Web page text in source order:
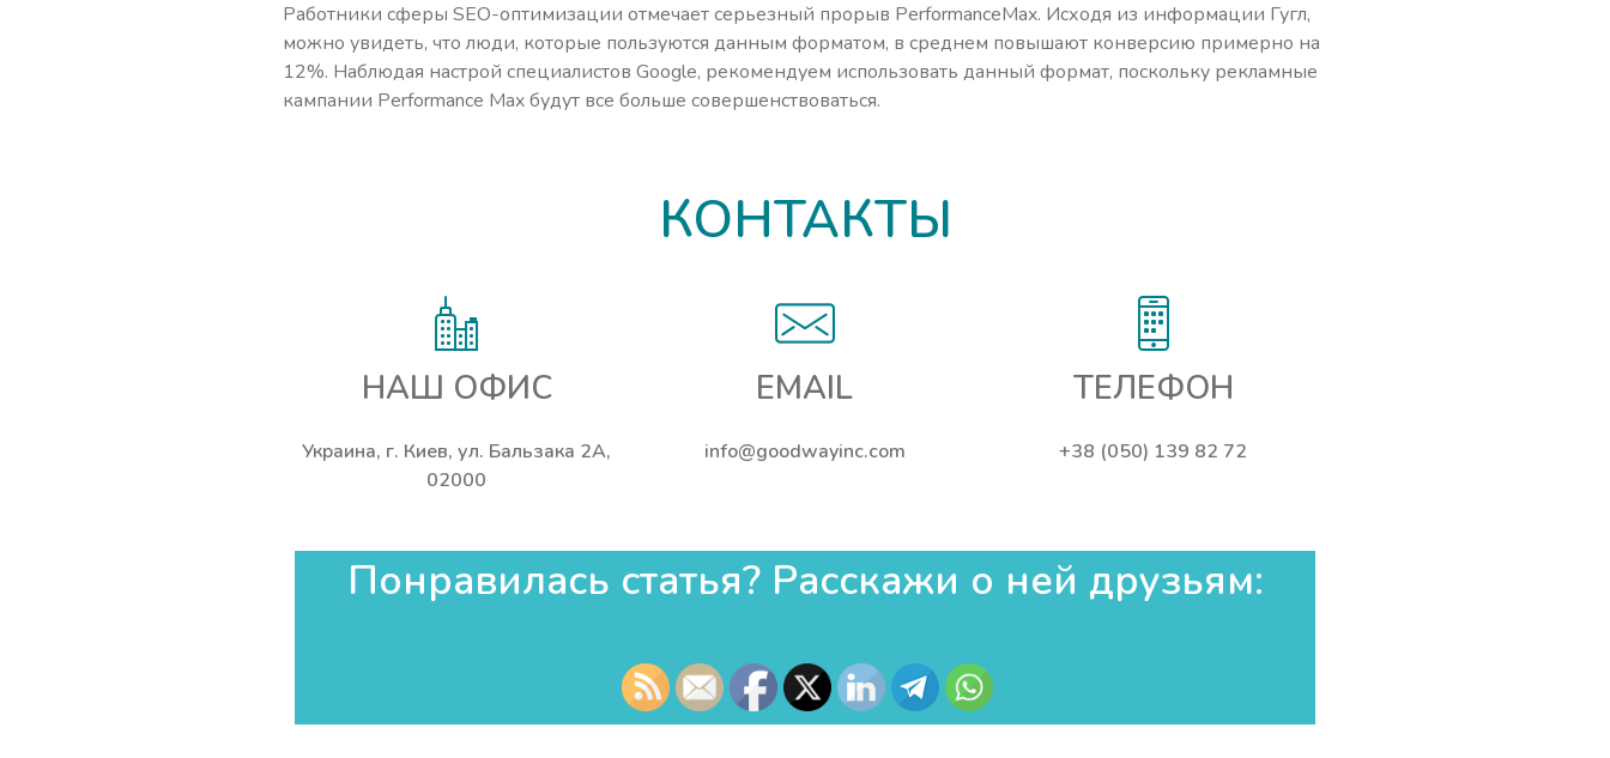
Работники сферы SEO-оптимизации отмечает серьезный прорыв PerformanceMax. Исходя из информации Гугл,
можно увидеть, что люди, которые пользуются данным форматом, в среднем повышают конверсию примерно на
12%. Наблюдая настрой специалистов Google, рекомендуем использовать данный формат, поскольку рекламные
кампании Performance Max будут все больше совершенствоваться.
КОНТАКТЫ
НАШ ОФИС
Украина, г. Киев, ул. Бальзака 2А,
02000
EMAIL
info@goodwayinc.com
ТЕЛЕФОН
+38 (050) 139 82 72
Понравилась статья? Расскажи о ней друзьям:​